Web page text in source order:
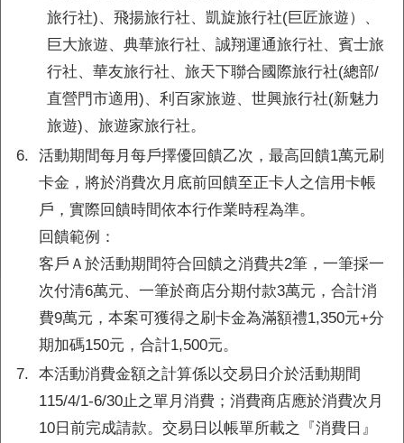
註1：活動每月12日下午3點開放登錄，每月限量登錄1萬
名，如額滿系統將提前關閉並於登錄頁面公告，登錄
時間以本行系統為準。 (活動登錄路徑：一般登錄活動
專區→『115.X月登錄【聯邦陪您輕鬆玩世界】』)。
註2：正、附卡合併計算，所有指定旅遊通路消費共同累
積，每戶每月擇優回饋乙次，最高回饋1萬元刷卡金，
將於消費次月底前回饋至正卡人之信用卡帳戶。
精選分期特店 活動登錄 注意事項 智能好邦手
出遊神｢邦｣手
WIFI 飯店優惠
旅行社)、飛揚旅行社、凱旋旅行社(巨匠旅遊）、
巨大旅遊、典華旅行社、誠翔運通旅行社、賓士旅
行社、華友旅行社、旅天下聯合國際旅行社(總部/
直營門市適用)、利百家旅遊、世興旅行社(新魅力
旅遊)、旅遊家旅行社。
6.
活動期間每月每戶擇優回饋乙次，最高回饋1萬元刷
卡金，將於消費次月底前回饋至正卡人之信用卡帳
戶，實際回饋時間依本行作業時程為準。
回饋範例：
客戶Ａ於活動期間符合回饋之消費共2筆，一筆採一
次付清6萬元、一筆於商店分期付款3萬元，合計消
費9萬元，本案可獲得之刷卡金為滿額禮1,350元+分
期加碼150元，合計1,500元。
7.
本活動消費金額之計算係以交易日介於活動期間
115/4/1-6/30止之單月消費；消費商店應於消費次月
10日前完成請款。交易日以帳單所載之『消費日』